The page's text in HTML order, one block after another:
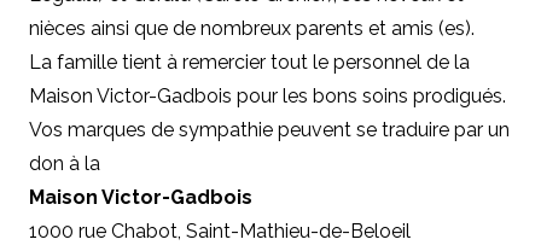
nièces ainsi que de nombreux parents et amis (es).
La famille tient à remercier tout le personnel de la
Maison Victor-Gadbois pour les bons soins prodigués.
Vos marques de sympathie peuvent se traduire par un
don à la
Maison Victor-Gadbois
1000 rue Chabot, Saint-Mathieu-de-Beloeil